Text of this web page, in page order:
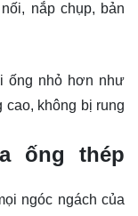
nắp chụp, bản
ống nhỏ hơn như
cao, không bị rung
ống thép
ngóc ngách của